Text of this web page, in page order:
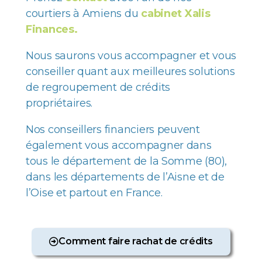
courtiers à Amiens du cabinet Xalis
Finances.
Nous saurons vous accompagner et vous
conseiller quant aux meilleures solutions
de regroupement de crédits
propriétaires.
Nos conseillers financiers peuvent
également vous accompagner dans
tous le département de la Somme (80),
dans les départements de l’Aisne et de
l’Oise et partout en France.
Comment faire rachat de crédits